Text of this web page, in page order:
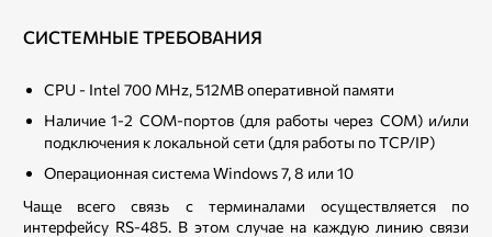
СИСТЕМНЫЕ ТРЕБОВАНИЯ
CPU - Intel 700 MHz, 512MB оперативной памяти
Наличие 1-2 COM-портов (для работы через COM) и/или
подключения к локальной сети (для работы по TCP/IP)
Операционная система Windows 7, 8 или 10
Чаще всего связь с терминалами осуществляется по
интерфейсу RS-485. В этом случае на каждую линию связи